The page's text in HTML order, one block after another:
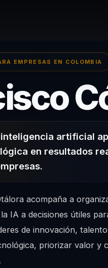
EMPRESAS EN COLOMBIA
artificial
en resultados
acompaña a
IA a decisiones útiles
de innovación,
priorizar valor y